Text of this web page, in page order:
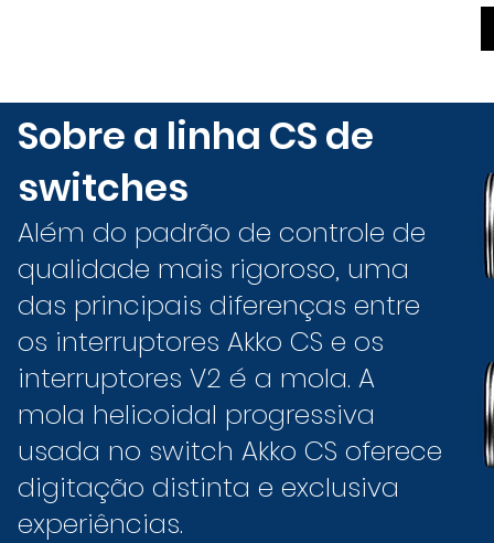
Sobre a linha CS de
switches
Além do padrão de controle de
qualidade mais rigoroso, uma
das principais diferenças entre
os interruptores Akko CS e os
interruptores V2 é a mola. A
mola helicoidal progressiva
usada no switch Akko CS oferece
digitação distinta e exclusiva
experiências.